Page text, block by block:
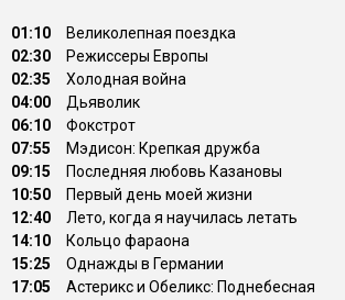
01:10
Великолепная поездка
02:30
Режиссеры Европы
02:35
Холодная война
04:00
Дьяволик
06:10
Фокстрот
07:55
Мэдисон: Крепкая дружба
09:15
Последняя любовь Казановы
10:50
Первый день моей жизни
12:40
Лето, когда я научилась летать
14:10
Кольцо фараона
15:25
Однажды в Германии
17:05
Астерикс и Обеликс: Поднебесная